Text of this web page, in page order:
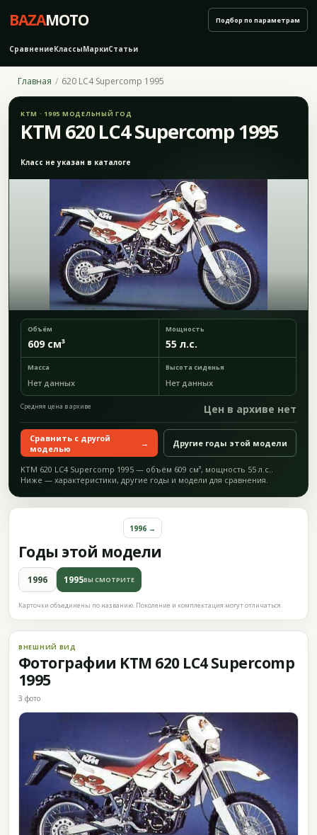
BAZAMOTO
СравнениеКлассыМаркиСтатьи
Подбор по параметрам
Главная 620 LC4 Supercomp 1995
KTM · 1995 МОДЕЛЬНЫЙ ГОД
KTM 620 LC4 Supercomp 1995
Класс не указан в каталоге
Объём
609 см³
Мощность
55 л.с.
Масса
Нет данных
Высота сиденья
Нет данных
Средняя цена в архиве Цен в архиве нет
Сравнить с другой
моделью
→ Другие годы этой модели
KTM 620 LC4 Supercomp 1995 — объём 609 см³, мощность 55 л.с..
Ниже — характеристики, другие годы и модели для сравнения.
Годы этой модели
1996 →
1996 1995ВЫ СМОТРИТЕ
Карточки объединены по названию. Поколение и комплектация могут отличаться.
ВНЕШНИЙ ВИД
Фотографии KTM 620 LC4 Supercomp
1995
3 фото